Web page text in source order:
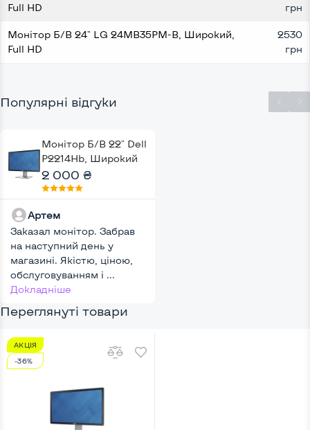
Full HD
грн
Монітор Б/В 24" LG 24MB35PM-B, Широкий,
Full HD
2530
грн
Популярні відгуки
Монітор Б/В 22" Dell
P2214Hb, Широкий
2 000 ₴
Артем
Заказал монітор. Забрав
на наступний день у
магазині. Якістю, ціною,
обслуговуванням і ...
Докладніше
Переглянуті товари
АКЦІЯ
-36%